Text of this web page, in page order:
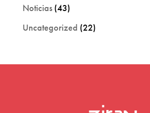
Noticias(43)
Uncategorized (22)